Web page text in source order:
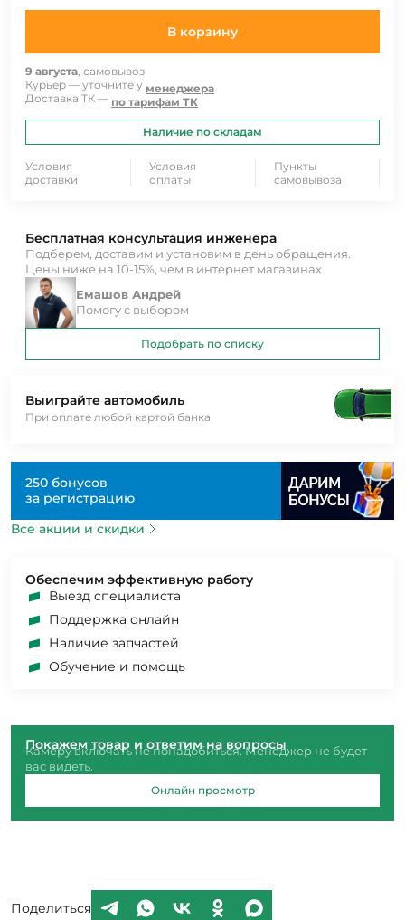
В корзину
9 августа, самовывоз
Курьер — уточните у менеджера
Доставка ТК — по тарифам ТК
Наличие по складам
Условия
доставки
Условия
оплаты
Пункты
самовывоза
Выиграйте автомобиль
При оплате любой картой банка
250 бонусов
за регистрацию
Все акции и скидки
Обеспечим эффективную работу
Выезд специалиста
Поддержка онлайн
Наличие запчастей
Обучение и помощь
Покажем товар и ответим на вопросы
Камеру включать не понадобиться. Менеджер не будет
вас видеть.
Онлайн просмотр
Бесплатная консультация инженера
Подберем, доставим и установим в день обращения.
Цены ниже на 10-15%, чем в интернет магазинах
Емашов Андрей
Помогу с выбором
Подобрать по списку
Поделиться